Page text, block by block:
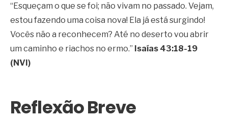
“Esqueçam o que se foi; não vivam no passado. Vejam,
estou fazendo uma coisa nova! Ela já está surgindo!
Vocês não a reconhecem? Até no deserto vou abrir
um caminho e riachos no ermo.” Isaías 43:18-19
(NVI)
Reflexão Breve